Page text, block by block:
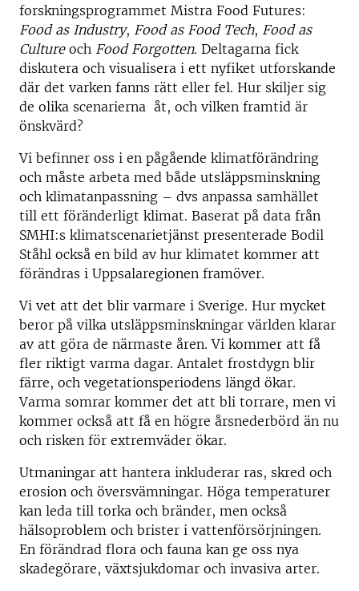
forskningsprogrammet Mistra Food Futures:
Food as Industry, Food as Food Tech, Food as
Culture och Food Forgotten. Deltagarna fick
diskutera och visualisera i ett nyfiket utforskande
där det varken fanns rätt eller fel. Hur skiljer sig
de olika scenarierna åt, och vilken framtid är
önskvärd?
Vi befinner oss i en pågående klimatförändring
och måste arbeta med både utsläppsminskning
och klimatanpassning – dvs anpassa samhället
till ett föränderligt klimat. Baserat på data från
SMHI:s klimatscenarietjänst presenterade Bodil
Ståhl också en bild av hur klimatet kommer att
förändras i Uppsalaregionen framöver.
Vi vet att det blir varmare i Sverige. Hur mycket
beror på vilka utsläppsminskningar världen klarar
av att göra de närmaste åren. Vi kommer att få
fler riktigt varma dagar. Antalet frostdygn blir
färre, och vegetationsperiodens längd ökar.
Varma somrar kommer det att bli torrare, men vi
kommer också att få en högre årsnederbörd än nu
och risken för extremväder ökar.
Utmaningar att hantera inkluderar ras, skred och
erosion och översvämningar. Höga temperaturer
kan leda till torka och bränder, men också
hälsoproblem och brister i vattenförsörjningen.
En förändrad flora och fauna kan ge oss nya
skadegörare, växtsjukdomar och invasiva arter.